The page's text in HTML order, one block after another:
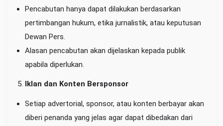
Pencabutan hanya dapat dilakukan berdasarkan
pertimbangan hukum, etika jurnalistik, atau keputusan
Dewan Pers.
Alasan pencabutan akan dijelaskan kepada publik
apabila diperlukan.
Iklan dan Konten Bersponsor
Setiap advertorial, sponsor, atau konten berbayar akan
diberi penanda yang jelas agar dapat dibedakan dari